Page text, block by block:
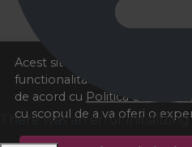
Acest site foloseste cookies
functionalitatea dorita.
de acord cu Politica de
cu scopul de a va oferi o
There was an error